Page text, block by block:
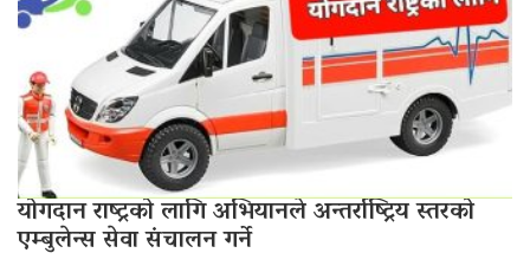
योगदान राष्ट्रको लागि अभियानले अन्तर्राष्ट्रिय स्तरको
एम्बुलेन्स सेवा संचालन गर्ने